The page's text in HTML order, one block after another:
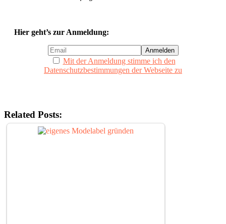
Hier geht’s zur Anmeldung:
Mit der Anmeldung stimme ich den
Datenschutzbestimmungen der Webseite zu
Related Posts: